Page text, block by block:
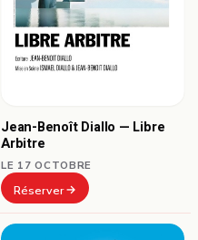
Jean-Benoît Diallo — Libre
Arbitre
LE 17 OCTOBRE
Réserver